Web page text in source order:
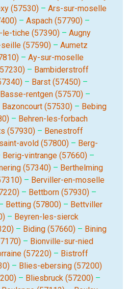
(57530) – Ars-sur-moselle
– Aspach (57790) –
le-tiche (57390) – Augny
(57590) – Aumetz
– Ay-sur-moselle
– Bambiderstroff
– Barst (57450) –
Basse-rentgen (57570) –
Bazoncourt (57530) – Bebing
– Behren-les-forbach
(57930) – Benestroff
avold (57800) – Berg-
Berig-vintrange (57660) –
(57340) – Berthelming
– Berviller-en-moselle
– Bettborn (57930) –
Betting (57800) – Bettviller
– Beyren-les-sierck
– Biding (57660) – Bining
– Bionville-sur-nied
(57220) – Bistroff
– Blies-ebersing (57200)
– Bliesbruck (57200) –